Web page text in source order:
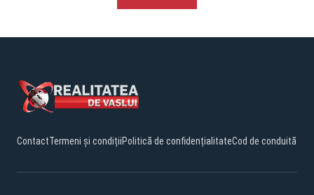
ContactTermeni și condițiiPolitică de confidențialitateCod de conduită